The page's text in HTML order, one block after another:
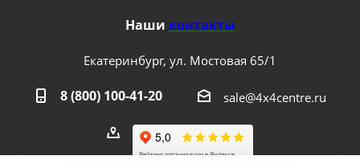
Наши контакты
Екатеринбург, ул. Мостовая 65/1
8 (800) 100-41-20 sale@4x4centre.ru